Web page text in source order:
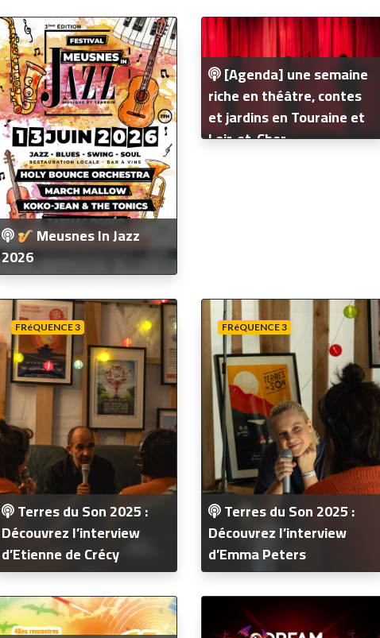
Fréquence 3 Urban
Fréquence 3 World
Meusnes In Jazz
2026
[Agenda] une semaine
riche en théâtre, contes
et jardins en Touraine et
Loir-et-Cher
FRéQUENCE 3
Terres du Son 2025 :
Découvrez l’interview
d’Etienne de Crécy
FRéQUENCE 3
Terres du Son 2025 :
Découvrez l’interview
d’Emma Peters